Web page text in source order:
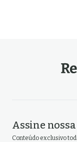
Assine
Conteúdo exclusivo